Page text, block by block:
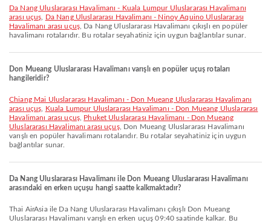
Da Nang Uluslararası Havalimanı - Kuala Lumpur Uluslararası Havalimanı
arası uçuş
Da Nang Uluslararası Havalimanı - Ninoy Aquino Uluslararası
Havalimanı arası uçuş, Da Nang Uluslararası Havalimanı çıkışlı en popüler
havalimanı rotalarıdır. Bu rotalar seyahatiniz için uygun bağlantılar sunar.
Don Mueang Uluslararası Havalimanı varışlı en popüler uçuş rotaları
hangileridir?
Chiang Mai Uluslararası Havalimanı - Don Mueang Uluslararası Havalimanı
arası uçuş
Kuala Lumpur Uluslararası Havalimanı - Don Mueang Uluslararası
Havalimanı arası uçuş, Phuket Uluslararası Havalimanı - Don Mueang
Uluslararası Havalimanı arası uçuş, Don Mueang Uluslararası Havalimanı
varışlı en popüler havalimanı rotalarıdır. Bu rotalar seyahatiniz için uygun
bağlantılar sunar.
Da Nang Uluslararası Havalimanı ile Don Mueang Uluslararası Havalimanı
arasındaki en erken uçuşu hangi saatte kalkmaktadır?
Thai AirAsia ile Da Nang Uluslararası Havalimanı çıkışlı Don Mueang
Uluslararası Havalimanı varışlı en erken uçuş 09:40 saatinde kalkar. Bu